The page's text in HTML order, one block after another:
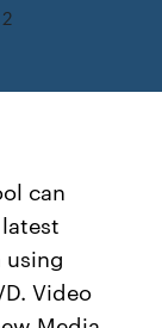
can
using
Video